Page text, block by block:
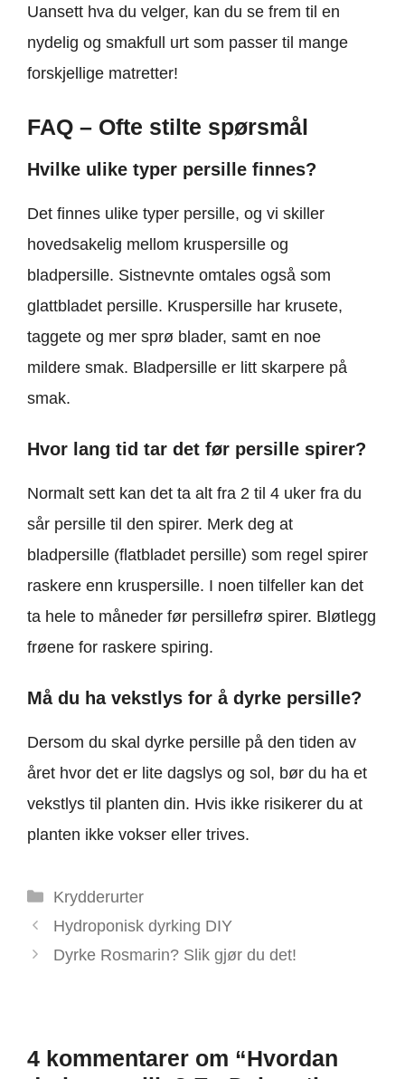
Uansett hva du velger, kan du se frem til en
nydelig og smakfull urt som passer til mange
forskjellige matretter!
FAQ – Ofte stilte spørsmål
Hvilke ulike typer persille finnes?
Det finnes ulike typer persille, og vi skiller
hovedsakelig mellom kruspersille og
bladpersille. Sistnevnte omtales også som
glattbladet persille. Kruspersille har krusete,
taggete og mer sprø blader, samt en noe
mildere smak. Bladpersille er litt skarpere på
smak.
Hvor lang tid tar det før persille spirer?
Normalt sett kan det ta alt fra 2 til 4 uker fra du
sår persille til den spirer. Merk deg at
bladpersille (flatbladet persille) som regel spirer
raskere enn kruspersille. I noen tilfeller kan det
ta hele to måneder før persillefrø spirer. Bløtlegg
frøene for raskere spiring.
Må du ha vekstlys for å dyrke persille?
Dersom du skal dyrke persille på den tiden av
året hvor det er lite dagslys og sol, bør du ha et
vekstlys til planten din. Hvis ikke risikerer du at
planten ikke vokser eller trives.
Kategorier
Krydderurter
Hydroponisk dyrking DIY
Dyrke Rosmarin? Slik gjør du det!
4 kommentarer om “Hvordan